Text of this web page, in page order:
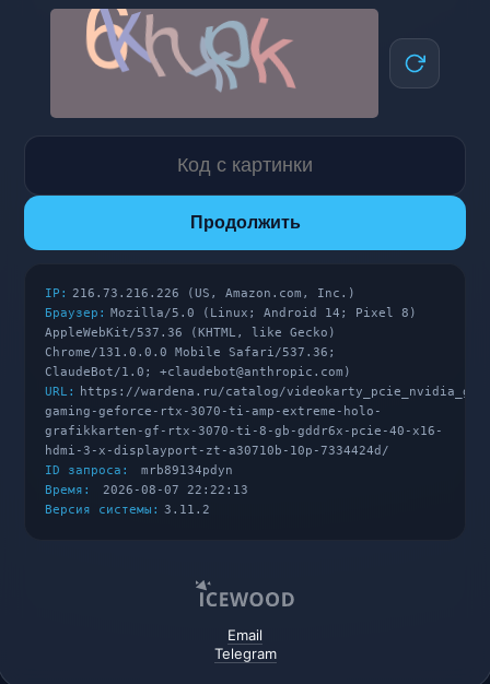
Продолжить
IP: 216.73.216.226 (US, Amazon.com, Inc.)
Браузер: Mozilla/5.0 (Linux; Android 14; Pixel 8)
AppleWebKit/537.36 (KHTML, like Gecko)
Chrome/131.0.0.0 Mobile Safari/537.36;
ClaudeBot/1.0; +claudebot@anthropic.com)
URL:
https://wardena.ru/catalog/
gaming-geforce-rtx-3070-ti-amp-extreme-holo-
grafikkarten-gf-rtx-3070-ti-8-gb-gddr6x-pcie-40-x16-
hdmi-3-x-displayport-zt-a30710b-10p-7334424d/
ID запроса:
mrb89134pdyn
Время:
2026-08-07 22:22:13
Версия системы: 3.11.2
Email
Telegram